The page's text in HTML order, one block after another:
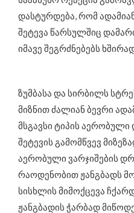
დასტურდება, რომ
შეტევა წარსულშიც
იმავე შეგრძნებებს
ზუმბასა და სირბილს
მიზნით ძალიან ბევრი
მსგავსი ტიპის აერობული
შეტევის გამომწვევ
აერობული ვარჯიშების
რაოდენობით ჟანგბადს
სისხლის მიმოქცევა
ჟანგბადის ჭარბად